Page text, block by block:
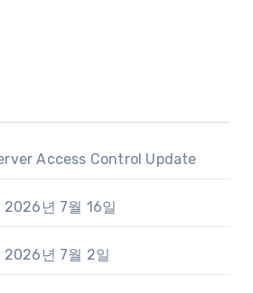
Access Control Update
년 7월 16일
2026년 7월 2일